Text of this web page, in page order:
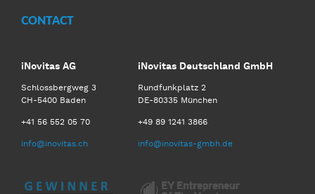
CONTACT
iNovitas AG
Schlossbergweg 3
CH-5400 Baden
+41 56 552 05 70
info@inovitas.ch
iNovitas Deutschland GmbH
Rundfunkplatz 2
DE-80335 München
+49 89 1241 3866
info@inovitas-gmbh.de